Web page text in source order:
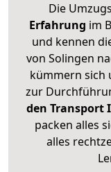
Die
Erfahrung im
und kennen
von Solingen
kümmern sich
zur
den Transport
packen alles
alles